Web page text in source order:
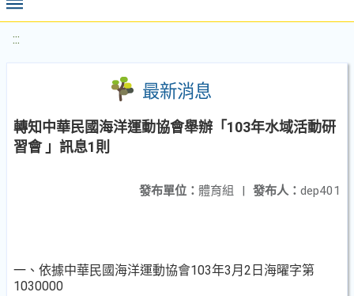
:::
最新消息
轉知中華民國海洋運動協會舉辦「103年水域活動研
習會 」訊息1則
發布人： dep401
發布單位： 體育組 |
一、依據中華民國海洋運動協會103年3月2日海曜字第
1030000